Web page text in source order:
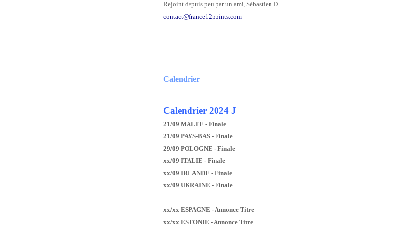
Rejoint depuis peu par un ami, Sébastien D.
contact@france12points.com
Calendrier
Calendrier 2024 J
21/09 MALTE - Finale
21/09 PAYS-BAS - Finale
29/09 POLOGNE - Finale
xx/09 ITALIE - Finale
xx/09 IRLANDE - Finale
xx/09 UKRAINE - Finale
xx/xx ESPAGNE - Annonce Titre
xx/xx ESTONIE - Annonce Titre